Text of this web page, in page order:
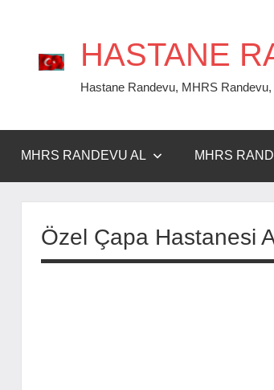
HASTANE
Hastane Randevu, MHRS
MHRS RANDEVU AL MHRS
Özel Çapa Hastanesi